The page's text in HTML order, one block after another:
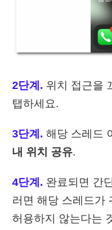
2단계. 위치 접근을
탭하세요.
3단계. 해당 스레드
내 위치 공유.
4단계. 완료되면 간
러면 해당 스레드가
허용하지 않는다는